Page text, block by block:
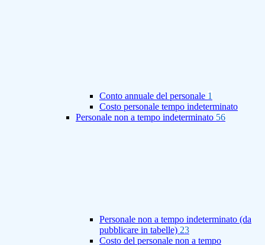
Conto annuale del personale 1
Costo personale tempo indeterminato
Personale non a tempo indeterminato 56
Personale non a tempo indeterminato (da
pubblicare in tabelle) 23
Costo del personale non a tempo